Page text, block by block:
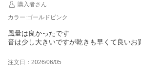
今後も変わらぬご愛顧のほど、よろしくお願い
購入者さん
カラー:ゴールドピンク
風量は良かったです
音は少し大きいですが乾きも早くて良いお
注文日：2026/06/05